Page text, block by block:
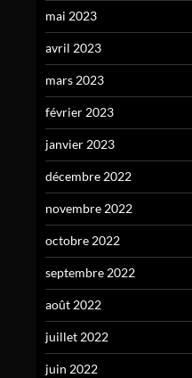
mai 2023
avril 2023
mars 2023
février 2023
janvier 2023
décembre 2022
novembre 2022
octobre 2022
septembre 2022
août 2022
juillet 2022
juin 2022